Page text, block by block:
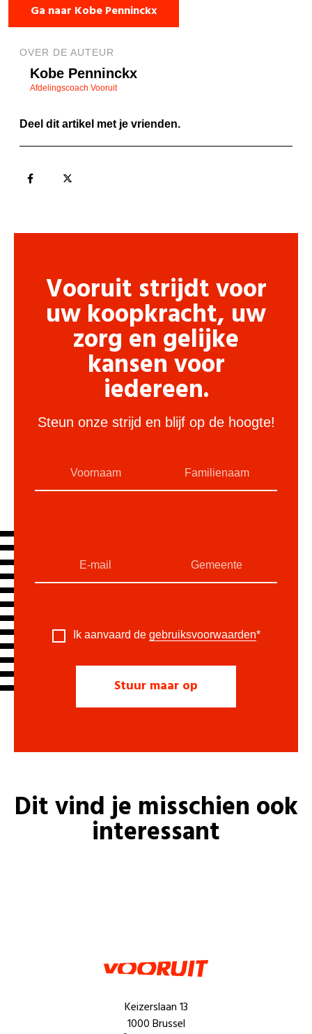
Ga naar Kobe Penninckx
OVER DE AUTEUR
Kobe Penninckx
Afdelingscoach Vooruit
Deel dit artikel met je vrienden.
Vooruit strijdt voor
uw koopkracht, uw
zorg en gelijke
kansen voor
iedereen.
Steun onze strijd en blijf op de hoogte!
Ik aanvaard de gebruiksvoorwaarden*
Dit vind je misschien ook
interessant
Keizerslaan 13
1000 Brussel